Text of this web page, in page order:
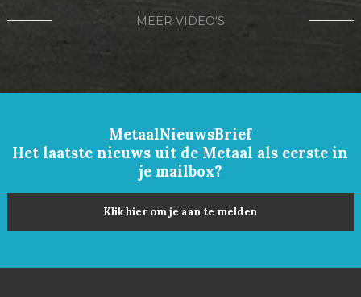
MEER VIDEO'S
MetaalNieuwsBrief
Het laatste nieuws uit de Metaal als eerste in
je mailbox?
Klik hier om je aan te melden